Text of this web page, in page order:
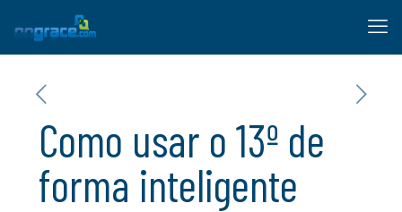
Como usar o 13º de
forma inteligente